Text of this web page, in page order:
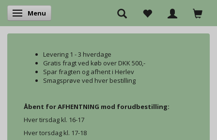
Skifte navigation
Menu
Levering 1 - 3 hverdage
Gratis fragt ved køb over DKK 500,-
Spar fragten og afhent i Herlev
Smagsprøve ved hver bestilling
Åbent for AFHENTNING mod forudbestilling:
Hver tirsdag kl. 16-17
Hver torsdag kl. 17-18